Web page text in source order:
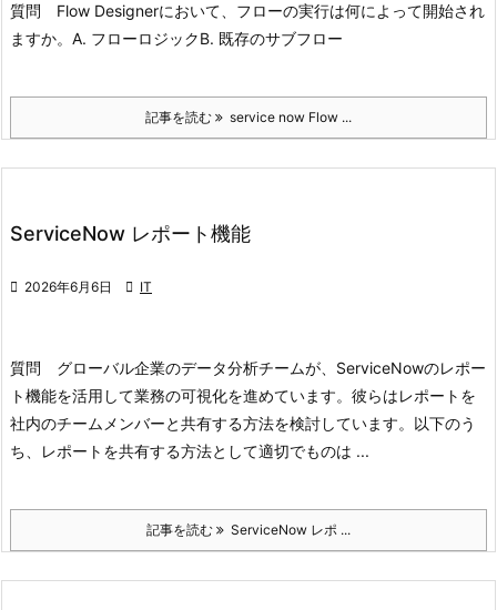
質問 Flow Designerにおいて、フローの実行は何によって開始され
ますか。 A. フローロジックB. 既存のサブフロー
記事を読む service now Flow ...
ServiceNow レポート機能
 2026年6月6日  IT
質問 グローバル企業のデータ分析チームが、ServiceNowのレポー
ト機能を活用して業務の可視化を進めています。彼らはレポートを
社内のチームメンバーと共有する方法を検討しています。以下のう
ち、レポートを共有する方法として適切でものは ...
記事を読む ServiceNow レポ ...